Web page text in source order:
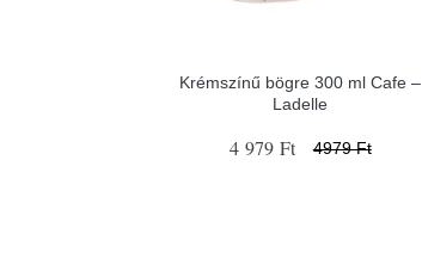
Krémszínű bögre 300 ml Cafe –
Ladelle
4 979 Ft 4979 Ft